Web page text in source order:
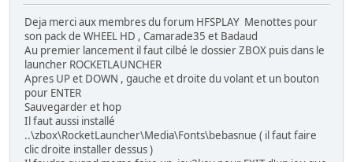
Deja merci aux membres du forum HFSPLAY Menottes pour
son pack de WHEEL HD , Camarade35 et Badaud
Au premier lancement il faut cilbé le dossier ZBOX puis dans le
launcher ROCKETLAUNCHER
Apres UP et DOWN , gauche et droite du volant et un bouton
pour ENTER
Sauvegarder et hop
Il faut aussi installé
..\zbox\RocketLauncher\Media\Fonts\bebasnue ( il faut faire
clic droite installer dessus )